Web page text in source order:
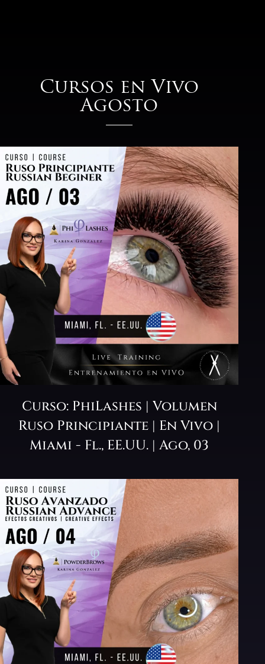
Cursos en Vivo
Agosto
Curso: PhiLashes | Volumen
Ruso Principiante | En Vivo |
Miami - Fl., EE.UU. | Ago, 03